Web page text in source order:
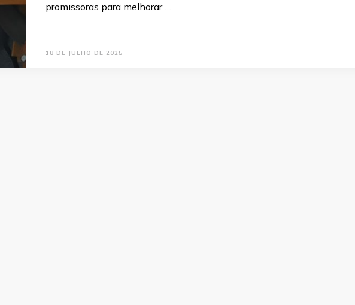
promissoras para melhorar …
18 DE JULHO DE 2025